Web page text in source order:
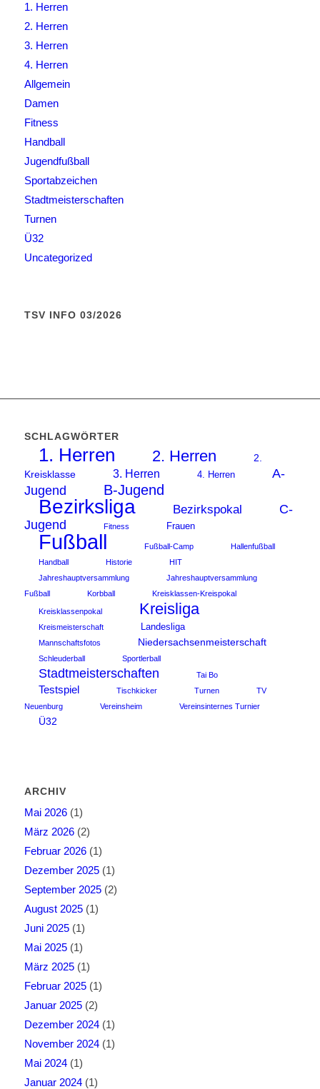
1. Herren
2. Herren
3. Herren
4. Herren
Allgemein
Damen
Fitness
Handball
Jugendfußball
Sportabzeichen
Stadtmeisterschaften
Turnen
Ü32
Uncategorized
TSV INFO 03/2026
SCHLAGWÖRTER
1. Herren 2. Herren
2.
Kreisklasse
3. Herren 4. Herren
A-
Jugend
B-Jugend
Bezirksliga Bezirkspokal
C-
Jugend
Fitness Frauen
Fußball Fußball-Camp
Hallenfußball
Handball
Historie
HIT
Jahreshauptversammlung
Jahreshauptversammlung
Fußball
Korbball Kreisklassen-Kreispokal
Kreisklassenpokal Kreisliga
Kreismeisterschaft Landesliga
Mannschaftsfotos Niedersachsenmeisterschaft
Schleuderball Sportlerball
Stadtmeisterschaften Tai Bo
Testspiel Tischkicker Turnen
TV
Neuenburg
Vereinsheim Vereinsinternes Turnier
Ü32
ARCHIV
Mai 2026(1)
März 2026(2)
Februar 2026(1)
Dezember 2025(1)
September 2025(2)
August 2025(1)
Juni 2025(1)
Mai 2025(1)
März 2025(1)
Februar 2025(1)
Januar 2025(2)
Dezember 2024(1)
November 2024(1)
Mai 2024(1)
Januar 2024(1)